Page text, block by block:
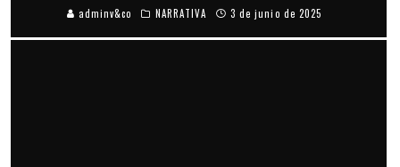
adminv&co NARRATIVA 3 de junio de 2025